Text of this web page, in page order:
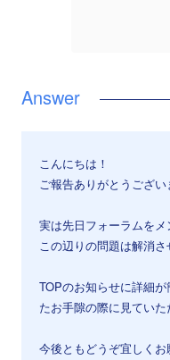
こんにちは！
ご報告ありがとうござい
実は先日フォーラムをメ
この辺りの問題は解消
TOPのお知らせに詳細
今後ともどうぞ宜しくお